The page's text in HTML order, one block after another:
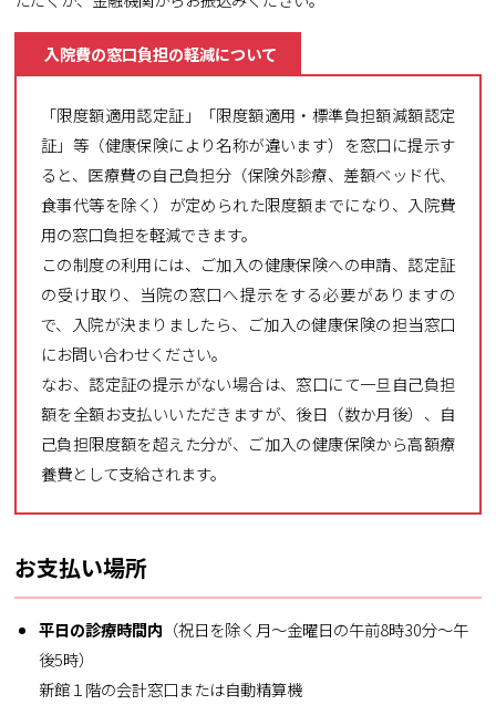
入院費の窓口負担の軽減について
「限度額適用認定証」「限度額適用・標準負担額減額認定
証」等（健康保険により名称が違います）を窓口に提示す
ると、医療費の自己負担分（保険外診療、差額ベッド代、
食事代等を除く）が定められた限度額までになり、入院費
用の窓口負担を軽減できます。
この制度の利用には、ご加入の健康保険への申請、認定証
の受け取り、当院の窓口へ提示をする必要がありますの
で、入院が決まりましたら、ご加入の健康保険の担当窓口
にお問い合わせください。
なお、認定証の提示がない場合は、窓口にて一旦自己負担
額を全額お支払いいただきますが、後日（数か月後）、自
己負担限度額を超えた分が、ご加入の健康保険から高額療
養費として支給されます。
お支払い場所
平日の診療時間内 （祝日を除く月～金曜日の午前8時30分～午
後5時）
新館１階の会計窓口または自動精算機